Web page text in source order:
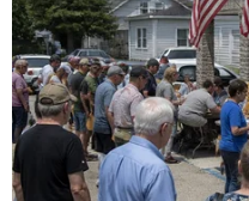
nghiệm các chương
đối tác Mỹ và Anh theo
nghiệm các giải pháp sở